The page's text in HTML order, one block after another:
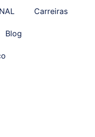
Carreiras
Blog